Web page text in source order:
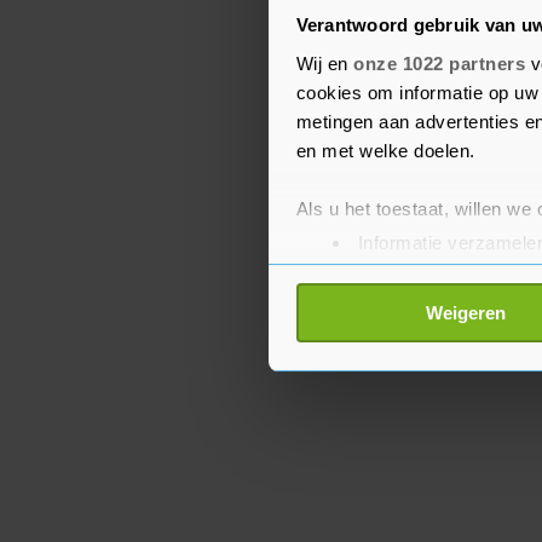
Verantwoord gebruik van
Wij en onze 1022 partners
cookies om informatie op
metingen aan advertenties
en met welke doelen.
Als u het toestaat, willen we
Informatie
Uw apparaat
Lees meer over hoe uw
toestemming op elk moment
Weigeren
verslaggeving binnen
voort op onze
en wanneer ons
Williams, hoofd
Washington Post.